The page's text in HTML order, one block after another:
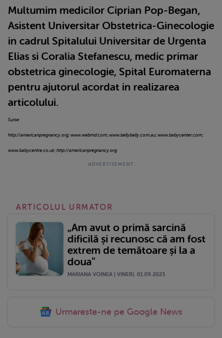
Multumim medicilor Ciprian Pop-Began,
Asistent Universitar Obstetrica-Ginecologie
in cadrul Spitalului Universitar de Urgenta
Elias si Coralia Stefanescu, medic primar
obstetrica ginecologie, Spital Euromaterna
pentru ajutorul acordat in realizarea
articolului.
Surse:
http://americanpregnancy.org; www.webmd.com; www.bellybelly.com.au; www.babycenter.com;
www.babycentre.co.uk; http://americanpregnancy.org
ARTICOLUL URMATOR
„Am avut o primă sarcină
dificilă și recunosc că am fost
extrem de temătoare și la a
doua"
MARIANA VOINEA | VINERI, 01.09.2023
Urmareste-ne pe Google News